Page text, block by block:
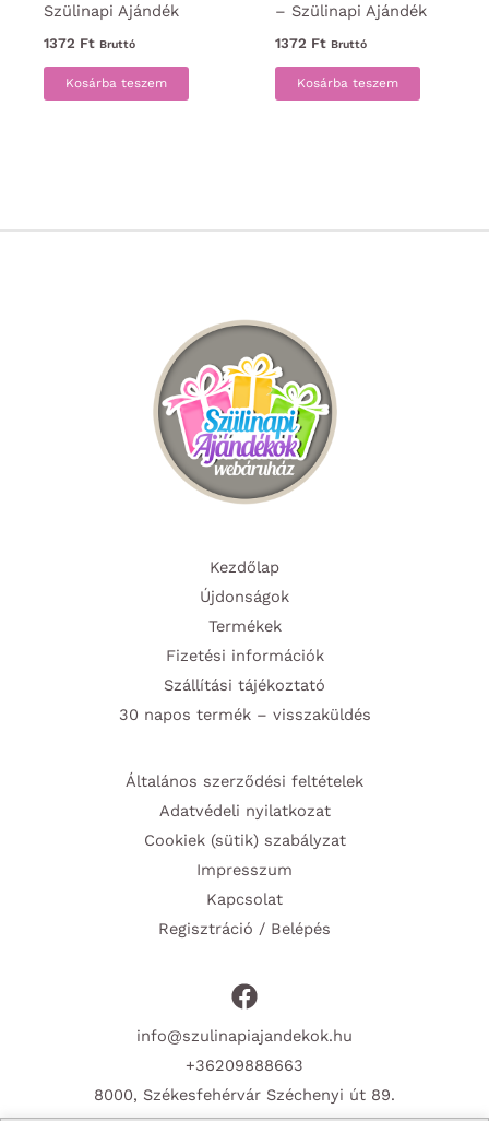
Szülinapi Ajándék
1372 Ft Bruttó
Kosárba teszem
– Szülinapi Ajándék
1372 Ft Bruttó
Kosárba teszem
Kezdőlap
Újdonságok
Termékek
Fizetési információk
Szállítási tájékoztató
30 napos termék – visszaküldés
Általános szerződési feltételek
Adatvédeli nyilatkozat
Cookiek (sütik) szabályzat
Impresszum
Kapcsolat
Regisztráció / Belépés
info@szulinapiajandekok.hu
+36209888663
8000, Székesfehérvár Széchenyi út 89.